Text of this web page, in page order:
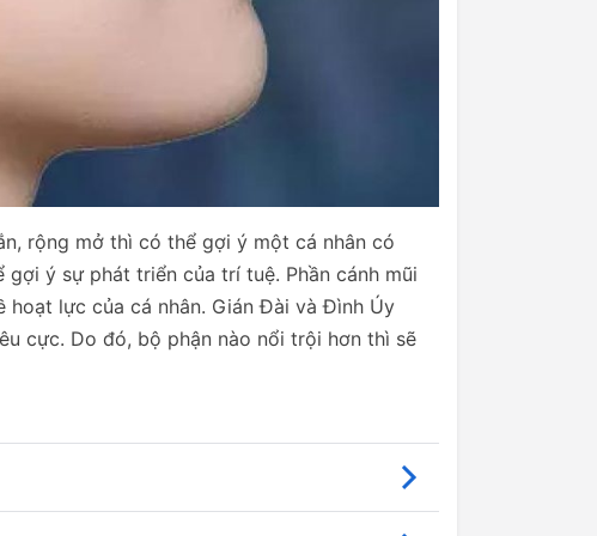
rộng mở thì có thể gợi ý một cá nhân có
ý sự phát triển của trí tuệ. Phần cánh mũi
hoạt lực của cá nhân. Gián Đài và Đình Úy
cực. Do đó, bộ phận nào nổi trội hơn thì sẽ